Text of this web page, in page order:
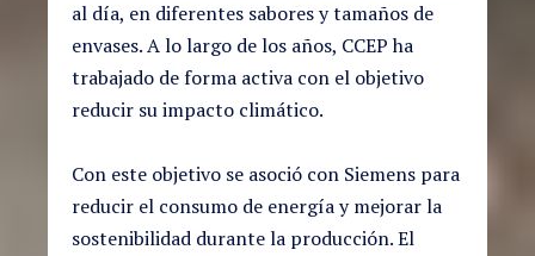
al día, en diferentes sabores y tamaños de
envases. A lo largo de los años, CCEP ha
trabajado de forma activa con el objetivo
reducir su impacto climático.
Con este objetivo se asoció con Siemens para
reducir el consumo de energía y mejorar la
sostenibilidad durante la producción. El